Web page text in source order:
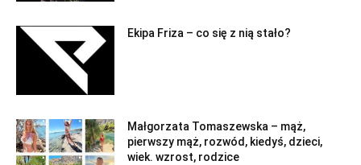
Ekipa Friza – co się z nią stało?
Małgorzata Tomaszewska – mąż,
pierwszy mąż, rozwód, kiedyś, dzieci,
wiek. wzrost, rodzice